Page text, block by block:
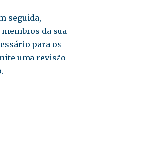
seguida,
da sua
para os
uma revisão